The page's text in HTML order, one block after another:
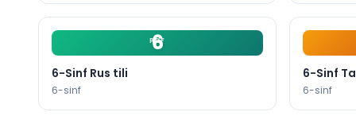
59-
60-
VI bobni
Yakuniy
VII BOB.
6
PDF
6-Sinf Rus tili
6-sinf
6-Sinf
6-sinf